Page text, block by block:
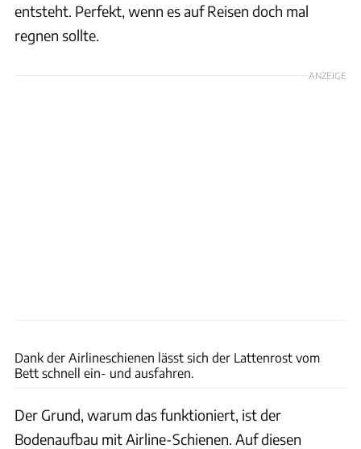
entsteht. Perfekt, wenn es auf Reisen doch mal
regnen sollte.
ANZEIGE
Dank der Airlineschienen lässt sich der Lattenrost vom
Bett schnell ein- und ausfahren.
Der Grund, warum das funktioniert, ist der
Bodenaufbau mit Airline-Schienen. Auf diesen